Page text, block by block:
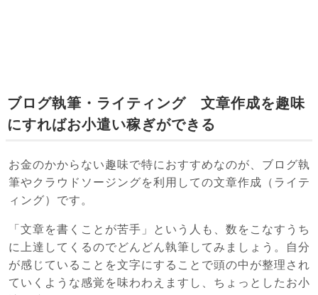
ブログ執筆・ライティング 文章作成を趣味
にすればお小遣い稼ぎができる
お金のかからない趣味で特におすすめなのが、ブログ執
筆やクラウドソージングを利用しての文章作成（ライテ
ィング）です。
「文章を書くことが苦手」という人も、数をこなすうち
に上達してくるのでどんどん執筆してみましょう。自分
が感じていることを文字にすることで頭の中が整理され
ていくような感覚を味わわえますし、ちょっとしたお小